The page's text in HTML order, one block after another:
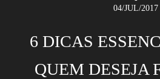
04/JUL/2017
6 DICAS
QUEM DESEJA